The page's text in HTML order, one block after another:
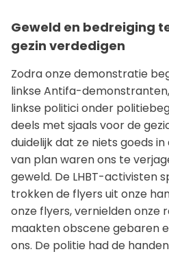
Geweld en bedreiging
gezin verdedigen
Zodra onze demonstratie
linkse Antifa-
linkse politici onder
deels met sjaals voor de
duidelijk dat ze niets goeds
van plan waren ons te
geweld. De LHBT-activisten
trokken de flyers uit onze
onze flyers, vernielden onze
maakten obscene gebaren
ons. De politie had de